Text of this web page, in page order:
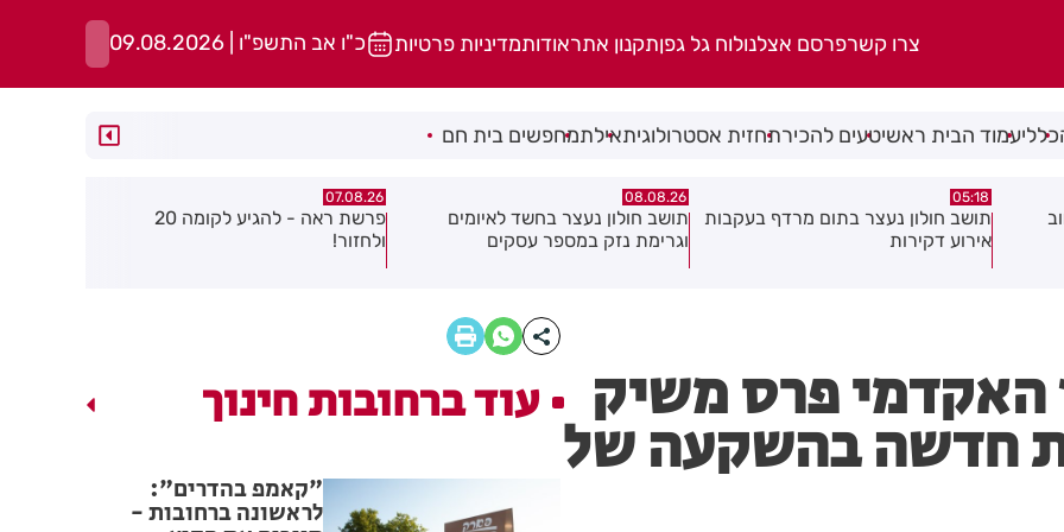
צרו קשרפרסם אצלנולוח גל גפןתקנון אתראודותמדיניות פרטיות כ"ו אב התשפ"ו | 09.08.2026
כלליעמוד הבית ראשיטעים להכירתחזית אסטרולוגיתאילתמחפשים בית חם
08.08.26
תושב חולון נעצר בחשד לאיומים
וגרימת נזק במספר עסקים
07.08.26
פרשת ראה - להגיע לקומה 20
ולחזור!
07.08.26
פצוע בהתהפכות רכב בכניסה לאזור
התעשייה בחולון
פרס משיק
חדשה בהשקעה של
עוד ברחובות חינוך
"קאמפ בהדרים":
לראשונה ברחובות -